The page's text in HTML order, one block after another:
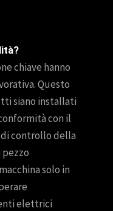
chiave hanno
Questo
siano installati
con il
controllo della
solo in
elettrici